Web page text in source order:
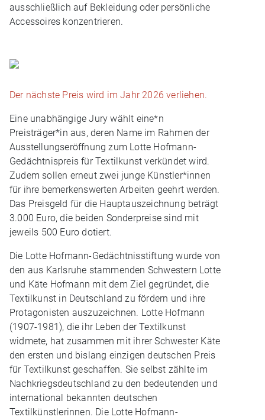
ausschließlich auf Bekleidung oder persönliche
Accessoires konzentrieren.
Der nächste Preis wird im Jahr 2026 verliehen.
Eine unabhängige Jury wählt eine*n
Preisträger*in aus, deren Name im Rahmen der
Ausstellungseröffnung zum Lotte Hofmann-
Gedächtnispreis für Textilkunst verkündet wird.
Zudem sollen erneut zwei junge Künstler*innen
für ihre bemerkenswerten Arbeiten geehrt werden.
Das Preisgeld für die Hauptauszeichnung beträgt
3.000 Euro, die beiden Sonderpreise sind mit
jeweils 500 Euro dotiert.
Die Lotte Hofmann-Gedächtnisstiftung wurde von
den aus Karlsruhe stammenden Schwestern Lotte
und Käte Hofmann mit dem Ziel gegründet, die
Textilkunst in Deutschland zu fördern und ihre
Protagonisten auszuzeichnen. Lotte Hofmann
(1907-1981), die ihr Leben der Textilkunst
widmete, hat zusammen mit ihrer Schwester Käte
den ersten und bislang einzigen deutschen Preis
für Textilkunst geschaffen. Sie selbst zählte im
Nachkriegsdeutschland zu den bedeutenden und
international bekannten deutschen
Textilkünstlerinnen. Die Lotte Hofmann-